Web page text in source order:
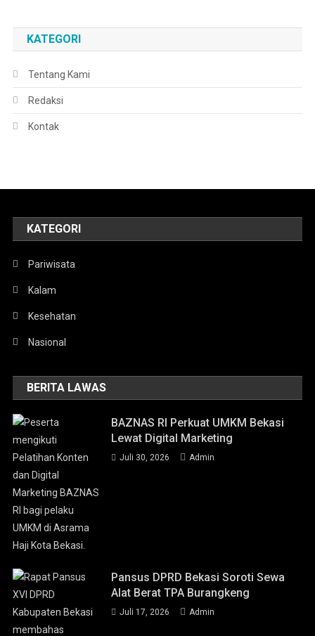
KATEGORI
Tentang Kami
Redaksi
Kontak
KATEGORI
Pariwisata
Kalam
Kesehatan
Nasional
BERITA LAWAS
BAZNAS RI Perkuat UMKM Bekasi
Lewat Digital Marketing
Juli 30, 2026 Admin
Pansus DPRD Bekasi Soroti Sewa
Alat Berat TPA Burangkeng
Juli 17, 2026 Admin